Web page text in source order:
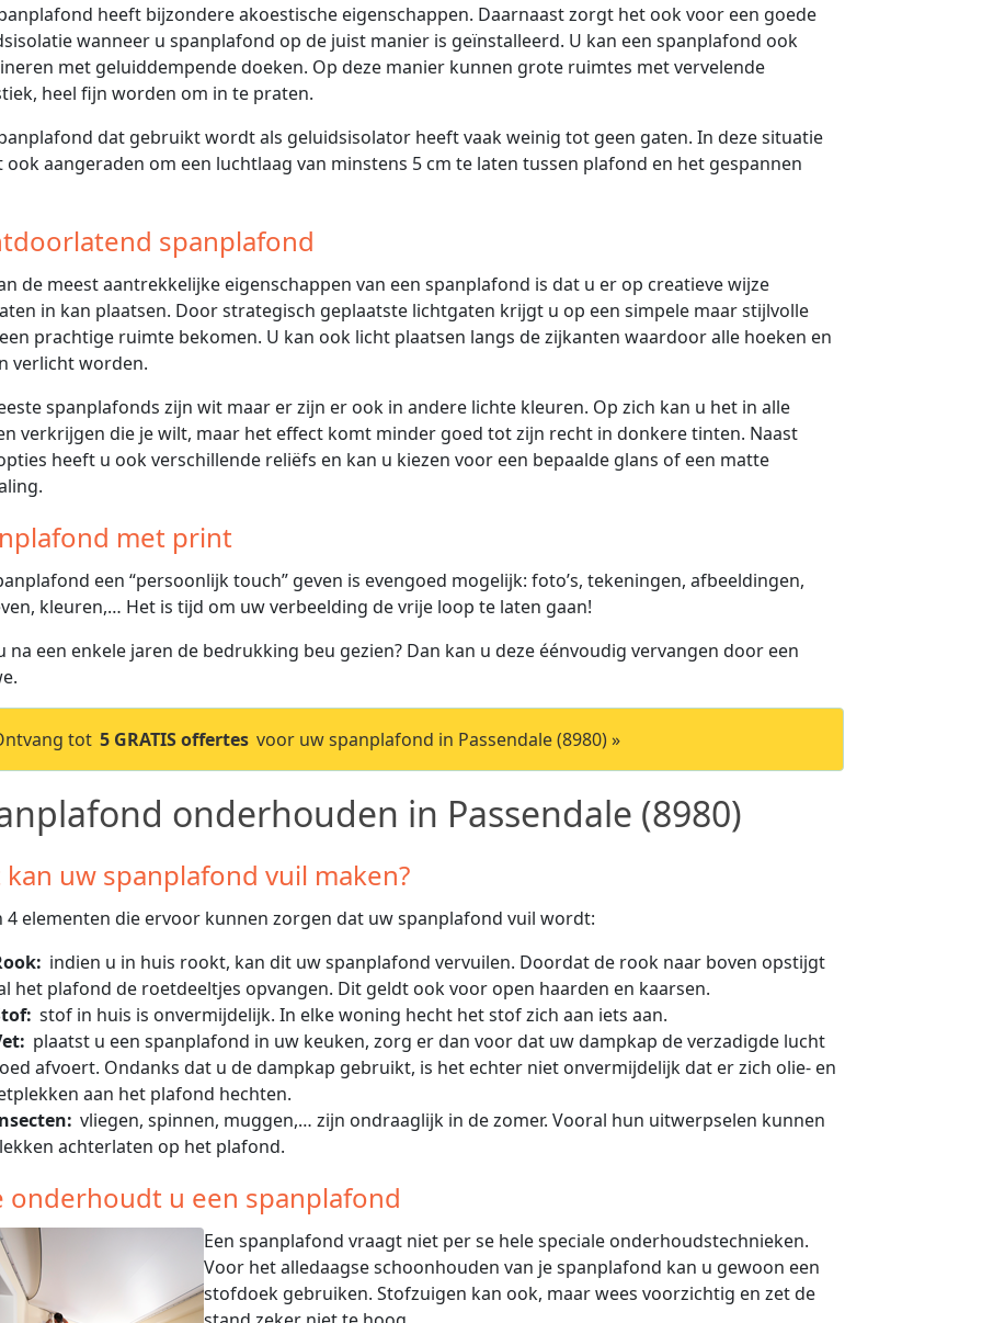
heeft bijzondere akoestische eigenschappen. Daarnaast zorgt het ook voor een goede
wanneer u spanplafond op de juist manier is geïnstalleerd. U kan een spanplafond ook
met geluiddempende doeken. Op deze manier kunnen grote ruimtes met vervelende
heel fijn worden om in te praten.
dat gebruikt wordt als geluidsisolator heeft vaak weinig tot geen gaten. In deze situatie
aangeraden om een luchtlaag van minstens 5 cm te laten tussen plafond en het gespannen
spanplafond
de meest aantrekkelijke eigenschappen van een spanplafond is dat u er op creatieve wijze
in kan plaatsen. Door strategisch geplaatste lichtgaten krijgt u op een simpele maar stijlvolle
prachtige ruimte bekomen. U kan ook licht plaatsen langs de zijkanten waardoor alle hoeken en
verlicht worden.
spanplafonds zijn wit maar er zijn er ook in andere lichte kleuren. Op zich kan u het in alle
verkrijgen die je wilt, maar het effect komt minder goed tot zijn recht in donkere tinten. Naast
heeft u ook verschillende reliëfs en kan u kiezen voor een bepaalde glans of een matte
met print
een “persoonlijk touch” geven is evengoed mogelijk: foto’s, tekeningen, afbeeldingen,
kleuren,… Het is tijd om uw verbeelding de vrije loop te laten gaan!
na een enkele jaren de bedrukking beu gezien? Dan kan u deze éénvoudig vervangen door een
tot 5 GRATIS offertes voor uw spanplafond in Passendale (8980) »
onderhouden in Passendale (8980)
kan uw spanplafond vuil maken?
4 elementen die ervoor kunnen zorgen dat uw spanplafond vuil wordt:
indien u in huis rookt, kan dit uw spanplafond vervuilen. Doordat de rook naar boven opstijgt
het plafond de roetdeeltjes opvangen. Dit geldt ook voor open haarden en kaarsen.
stof in huis is onvermijdelijk. In elke woning hecht het stof zich aan iets aan.
plaatst u een spanplafond in uw keuken, zorg er dan voor dat uw dampkap de verzadigde lucht
afvoert. Ondanks dat u de dampkap gebruikt, is het echter niet onvermijdelijk dat er zich olie- en
aan het plafond hechten.
vliegen, spinnen, muggen,… zijn ondraaglijk in de zomer. Vooral hun uitwerpselen kunnen
achterlaten op het plafond.
onderhoudt u een spanplafond
Een spanplafond vraagt niet per se hele speciale onderhoudstechnieken.
Voor het alledaagse schoonhouden van je spanplafond kan u gewoon een
stofdoek gebruiken. Stofzuigen kan ook, maar wees voorzichtig en zet de